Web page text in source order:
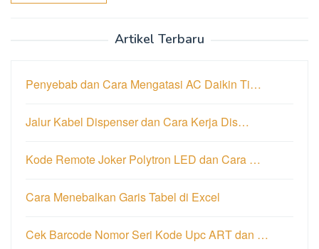
Artikel Terbaru
Penyebab dan Cara Mengatasi AC Daikin Ti…
Jalur Kabel Dispenser dan Cara Kerja Dis…
Kode Remote Joker Polytron LED dan Cara …
Cara Menebalkan Garis Tabel di Excel
Cek Barcode Nomor Seri Kode Upc ART dan …